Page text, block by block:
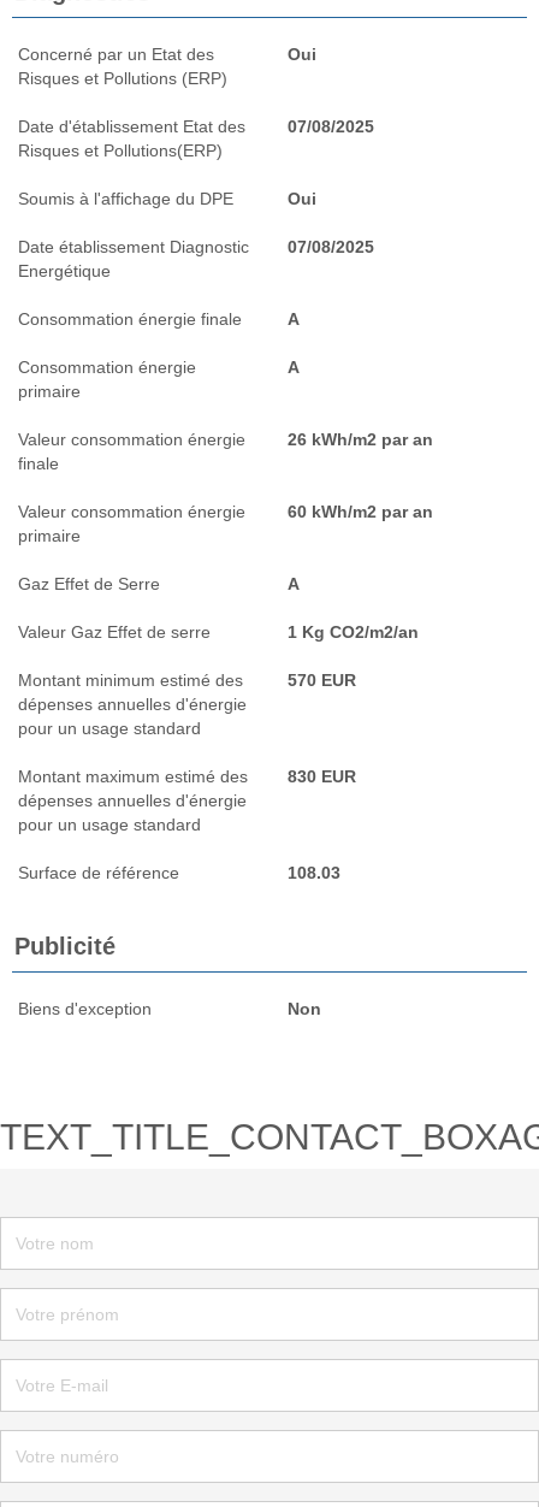
Concerné par un Etat des
Risques et Pollutions (ERP)
Oui
Date d'établissement Etat des
Risques et Pollutions(ERP)
07/08/2025
Soumis à l'affichage du DPE Oui
Date établissement Diagnostic
Energétique
07/08/2025
Consommation énergie finale A
Consommation énergie
primaire
A
Valeur consommation énergie
finale
26 kWh/m2 par an
Valeur consommation énergie
primaire
60 kWh/m2 par an
Gaz Effet de Serre A
Valeur Gaz Effet de serre 1 Kg CO2/m2/an
Montant minimum estimé des
dépenses annuelles d'énergie
pour un usage standard
570 EUR
Montant maximum estimé des
dépenses annuelles d'énergie
pour un usage standard
830 EUR
Surface de référence 108.03
Publicité
Biens d'exception Non